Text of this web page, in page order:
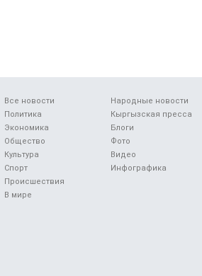
Все новости
Политика
Экономика
Общество
Культура
Спорт
Происшествия
В мире
Народные новости
Кыргызская пресса
Блоги
Фото
Видео
Инфографика